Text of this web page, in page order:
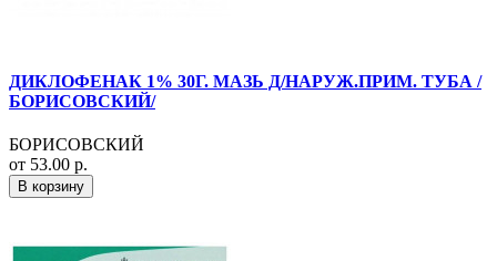
ДИКЛОФЕНАК 1% 30Г. МАЗЬ Д/НАРУЖ.ПРИМ. ТУБА /
БОРИСОВСКИЙ/
БОРИСОВСКИЙ
от 53.00 р.
В корзину